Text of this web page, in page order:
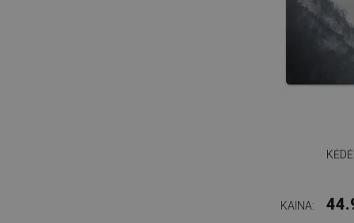
KAINA: